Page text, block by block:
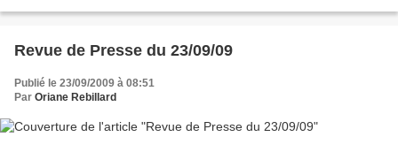
Revue de Presse du 23/09/09
Publié le 23/09/2009 à 08:51
Par Oriane Rebillard